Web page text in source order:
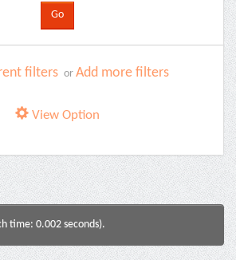
filters or Add more filters
View Option
time: 0.002 seconds).